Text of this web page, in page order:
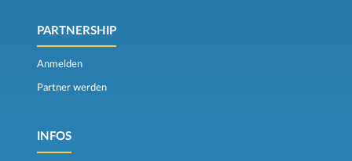
PARTNERSHIP
Anmelden
Partner werden
INFOS